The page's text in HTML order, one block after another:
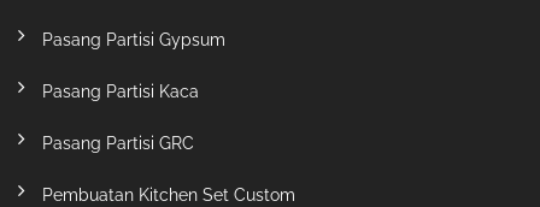
Pasang Partisi Gypsum
Pasang Partisi Kaca
Pasang Partisi GRC
Pembuatan Kitchen Set Custom